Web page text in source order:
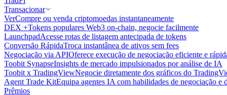
Transacionar
VerCompre ou venda criptomoedas instantaneamente
DEX +Tokens populares Web3 on-chain, negocie facilmente
LaunchpadAcesse rotas de listagem antecipada de tokens
Conversão RápidaTroca instantânea de ativos sem fees
Negociação via APIOferece execução de negociação eficiente e
Toobit SynapseInsights de mercado impulsionados por análise de IA
Toobit x TradingViewNegocie diretamente dos gráficos do
Agent Trade KitEquipa agentes IA com habilidades de negociação e
Prêmios